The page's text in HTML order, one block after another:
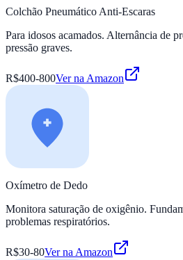
Colchão Pneumático Anti-Escaras
Para idosos acamados. Alternância de
pressão graves.
R$400-800Ver na Amazon
Oxímetro de Dedo
Monitora saturação de oxigênio.
problemas respiratórios.
R$30-80Ver na Amazon